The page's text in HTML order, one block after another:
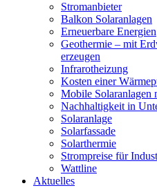
Stromanbieter
Balkon Solaranlagen
Erneuerbare Energien
Geothermie – mit
erzeugen
Infrarotheizung
Kosten einer
Mobile Solaranlagen
Nachhaltigkeit in
Solaranlage
Solarfassade
Solarthermie
Strompreise für
Wattline
Aktuelles